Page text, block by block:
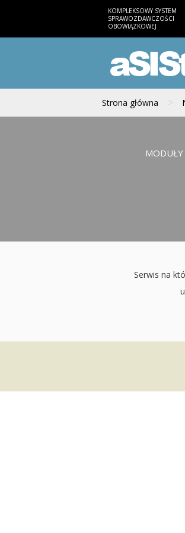
KOMPLEKSOWY SYSTEM
SPRAWOZDAWCZOŚCI
OBOWIĄZKOWEJ
Strona główna >
Serwis na